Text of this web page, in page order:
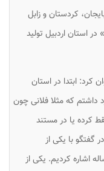
کردستان و زابل
استان اردبیل تولید
کرد: ابتدا در استان
داشتم که مثلا فلانی چون
کرده یا در مستند
گفتگو با یکی از
اشاره کردیم. یکی از